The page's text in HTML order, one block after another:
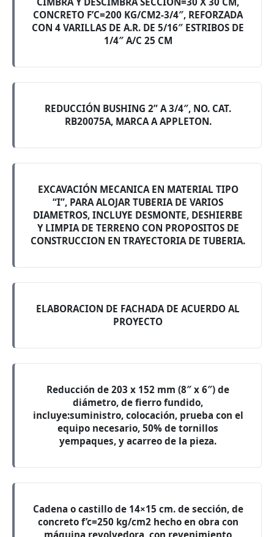
CONCRETO F’C=200 KG/CM2-3/4″, REFORZADA
CON 4 VARILLAS DE A.R. DE 5/16″ ESTRIBOS DE
1/4″ A/C 25 CM
REDUCCIÓN BUSHING 2” A 3/4″, NO. CAT.
RB20075A, MARCA A APPLETON.
EXCAVACIÓN MECANICA EN MATERIAL TIPO
“I”, PARA ALOJAR TUBERIA DE VARIOS
DIAMETROS, INCLUYE DESMONTE, DESHIERBE
Y LIMPIA DE TERRENO CON PROPOSITOS DE
CONSTRUCCION EN TRAYECTORIA DE TUBERIA.
ELABORACION DE FACHADA DE ACUERDO AL
PROYECTO
Reducción de 203 x 152 mm (8″ x 6″) de
diámetro, de fierro fundido,
incluye:suministro, colocación, prueba con el
equipo necesario, 50% de tornillos
yempaques, y acarreo de la pieza.
Cadena o castillo de 14×15 cm. de sección, de
concreto f’c=250 kg/cm2 hecho en obra con
máquina revolvedora, con revenimiento